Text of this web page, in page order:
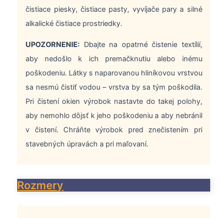
čistiace piesky, čistiace pasty, vyvíjače pary a silné
alkalické čistiace prostriedky.
UPOZORNENIE: Dbajte na opatrné čistenie textílií,
aby nedošlo k ich premačknutiu alebo inému
poškodeniu. Látky s naparovanou hliníkovou vrstvou
sa nesmú čistiť vodou – vrstva by sa tým poškodila.
Pri čistení okien výrobok nastavte do takej polohy,
aby nemohlo dôjsť k jeho poškodeniu a aby nebránil
v čistení. Chráňte výrobok pred znečistením pri
stavebných úpravách a pri maľovaní.
Rozmery